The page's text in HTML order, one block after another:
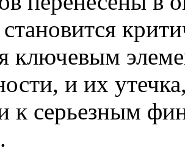
ключевым
и их
к серьезным